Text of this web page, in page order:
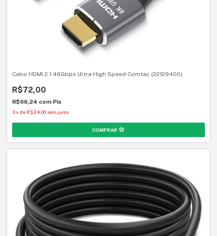
Cabo HDMI 2.1 48Gbps Ultra High Speed Comtac (22129400)
R$72,00
R$66,24 com Pix
3x de R$24,00 sem juros